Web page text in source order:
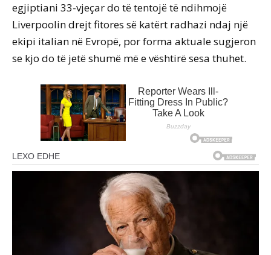
egjiptiani 33-vjeçar do të tentojë të ndihmojë
Liverpoolin drejt fitores së katërt radhazi ndaj një
ekipi italian në Evropë, por forma aktuale sugjeron
se kjo do të jetë shumë më e vështirë sesa thuhet.